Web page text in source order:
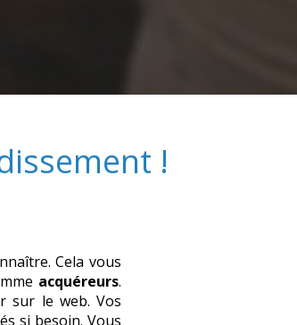
!
Cela vous
acquéreurs.
sur le web. Vos
si besoin. Vous